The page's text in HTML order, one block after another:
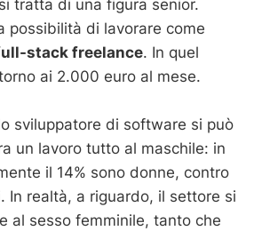
tratta di una figura senior.
possibilità di lavorare come
stack freelance. In quel
ai 2.000 euro al mese.
sviluppatore di software si può
un lavoro tutto al maschile: in
il 14% sono donne, contro
In realtà, a riguardo, il settore si
al sesso femminile, tanto che